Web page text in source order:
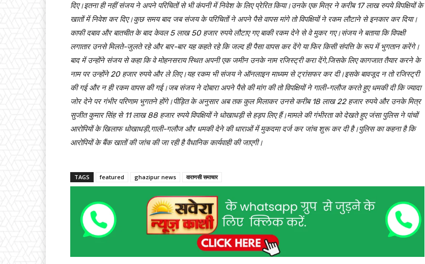
दिए।इतना ही नहीं संजय ने अपने परिचितों से भी कंपनी में निवेश के लिए प्रेरित किया।उनके एक मित्र ने करीब 17 लाख रुपये विपक्षियों के
खातों में निवेश कर दिए।कुछ समय बाद जब संजय के परिचितों ने अपने पैसे वापस मांगे तो विपक्षियों ने रकम लौटाने से इनकार कर दिया।
काफी दबाव और बातचीत के बाद केवल 5 लाख 50 हजार रुपये लौटाए गए बाकी रकम देने से वे मुकर गए।संजय ने बताया कि विपक्षी
लगातार उनसे मिलते-जुलते रहे और बार-बार यह कहते रहे कि जल्द ही पैसा वापस कर देंगे या फिर किसी संपत्ति के रूप में भुगतान करेंगे।
बाद में उन्होंने संजय से कहा कि वे मोहनसराय स्थित अपनी एक जमीन उनके नाम रजिस्ट्री करा देंगे,जिसके लिए कागजात तैयार करने के
नाम पर उन्होंने 20 हजार रुपये और ले लिए।यह रकम भी संजय ने ऑनलाइन माध्यम से ट्रांसफर कर दी।इसके बावजूद न तो रजिस्ट्री
की गई और न ही रकम वापस की गई।जब संजय ने दोबारा अपने पैसे की मांग की तो विपक्षियों ने गाली-गलौज करते हुए धमकी दी कि ज्यादा
जोर देने पर गंभीर परिणाम भुगतने होंगे।पीड़ित के अनुसार अब तक कुल मिलाकर उनसे करीब 18 लाख 22 हजार रुपये और उनके मित्र
सुजीत कुमार सिंह से 11 लाख 88 हजार रुपये विपक्षियों ने धोखाधड़ी से हड़प लिए हैं।मामले की गंभीरता को देखते हुए जंसा पुलिस ने पांचों
आरोपियों के खिलाफ धोखाधड़ी,गाली-गलौज और धमकी देने की धाराओं में मुकदमा दर्ज कर जांच शुरू कर दी है।पुलिस का कहना है कि
आरोपियों के बैंक खातों की जांच की जा रही है वैधानिक कार्यवाही की जाएगी।
TAGS featured ghazipur news वाराणसी समाचार